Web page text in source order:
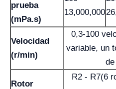
prueba
(mPa.s)
13,000,000
Velocidad
(r/min)
0,3-100
variable, un
Rotor
R2 - R7(6